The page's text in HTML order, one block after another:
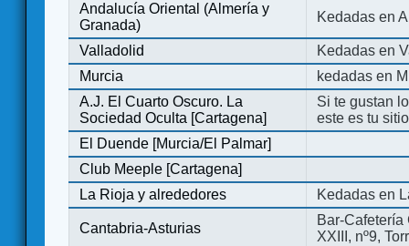
Andalucía Oriental (Almería y
Granada)
Kedadas en
Valladolid
Kedadas en
Murcia
kedadas en
A.J. El Cuarto Oscuro. La
Sociedad Oculta [Cartagena]
Si te gustan
este es tu
El Duende [Murcia/El Palmar]
Club Meeple [Cartagena]
La Rioja y alrededores
Kedadas en
Cantabria-Asturias
Bar-
XXIII, nº9,